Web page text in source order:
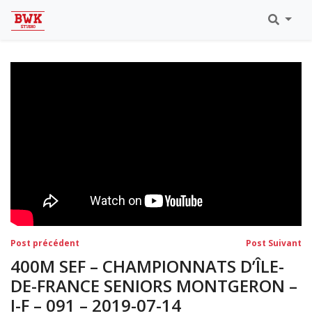
Eaubonne 2019
Navigation
de
l’article
Post précédent Post Suivant
400M SEF – CHAMPIONNATS D’ÎLE-
DE-FRANCE SENIORS MONTGERON –
I-F – 091 – 2019-07-14